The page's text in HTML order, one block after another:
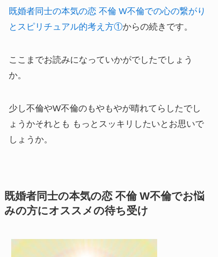
既婚者同士の本気の恋 不倫 W不倫での心の繋がり
とスピリチュアル的考え方①からの続きです。
ここまでお読みになっていかがでしたでしょう
か。
少し不倫やW不倫のもやもやが晴れてらしたでし
ょうかそれとも もっとスッキリしたいとお思いで
しょうか。
既婚者同士の本気の恋 不倫 W不倫でお悩
みの方にオススメの待ち受け